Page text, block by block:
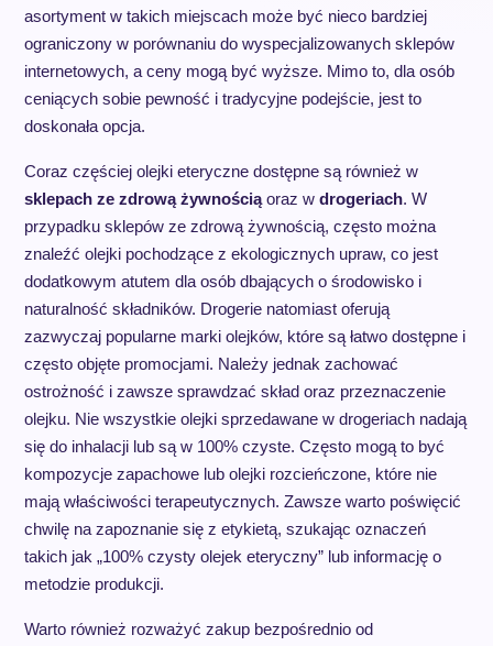
asortyment w takich miejscach może być nieco bardziej
ograniczony w porównaniu do wyspecjalizowanych sklepów
internetowych, a ceny mogą być wyższe. Mimo to, dla osób
ceniących sobie pewność i tradycyjne podejście, jest to
doskonała opcja.
Coraz częściej olejki eteryczne dostępne są również w
sklepach ze zdrową żywnościąoraz w drogeriach. W
przypadku sklepów ze zdrową żywnością, często można
znaleźć olejki pochodzące z ekologicznych upraw, co jest
dodatkowym atutem dla osób dbających o środowisko i
naturalność składników. Drogerie natomiast oferują
zazwyczaj popularne marki olejków, które są łatwo dostępne i
często objęte promocjami. Należy jednak zachować
ostrożność i zawsze sprawdzać skład oraz przeznaczenie
olejku. Nie wszystkie olejki sprzedawane w drogeriach nadają
się do inhalacji lub są w 100% czyste. Często mogą to być
kompozycje zapachowe lub olejki rozcieńczone, które nie
mają właściwości terapeutycznych. Zawsze warto poświęcić
chwilę na zapoznanie się z etykietą, szukając oznaczeń
takich jak „100% czysty olejek eteryczny” lub informację o
metodzie produkcji.
Warto również rozważyć zakup bezpośrednio od